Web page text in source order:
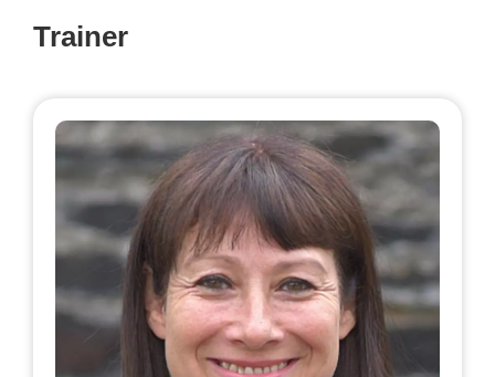
Trainer